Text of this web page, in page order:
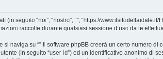
seguito “noi”, “nostro”, “”, “https://www.ilsitodelfaidate.it/
raccolte durante qualsiasi sessione d’uso da te
naviga su “” il software phpBB creerà un certo numero
(in seguito “user-id”) ed un identificativo anonimo di